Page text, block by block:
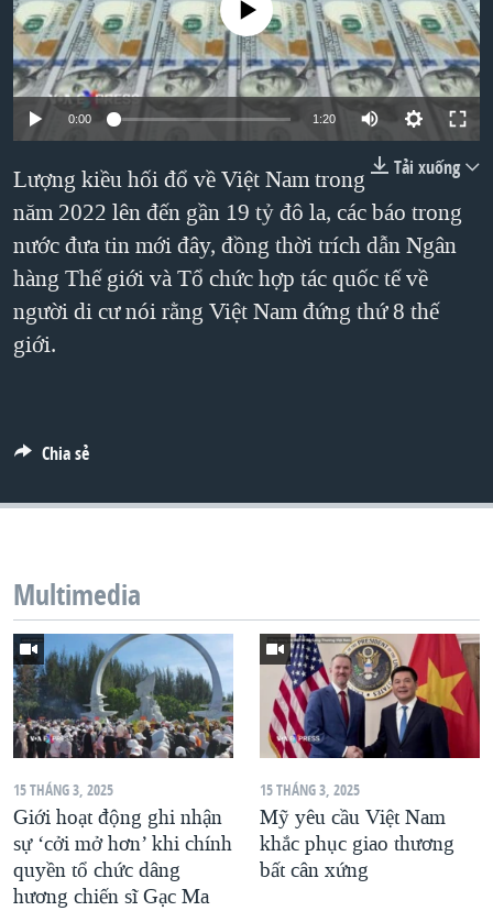
"Tìm"NGƯỜI VIỆT HẢI NGOẠI
ĐỜI SỐNG
KINH TẾ
KHOA HỌC
SỨC KHOẺ
VĂN HOÁ
GIÁO DỤC
TẠI
HÀNH TRÌNH BẦU CỬ 2024
MỘT NĂM CHIẾN TRANH TẠI DẢI GAZA
GIẢI MÃ VÀNH ĐAI & CON ĐƯỜNG
TRỊNH VĨNH BÌNH - NGƯỜI HẠ 'BÊN THẮNG CUỘC'
GROUND ZERO – XƯA VÀ NAY
CHI PHÍ CHIẾN TRANH AFGHANISTAN
CÁC GIÁ TRỊ CỘNG HÒA Ở VIỆT NAM
NGƯ DÂN VIỆT VÀ LÀN SÓNG TRỘM HẢI SÂM
VIDEO
NGHE
MẠNG XÃ HỘI
Ngôn ngữ khác
No media source currently available
0:00 1:20
Tải xuống
Lượng kiều hối đổ về Việt Nam trong
năm 2022 lên đến gần 19 tỷ đô la, các báo trong
nước đưa tin mới đây, đồng thời trích dẫn Ngân
hàng Thế giới và Tổ chức hợp tác quốc tế về
người di cư nói rằng Việt Nam đứng thứ 8 thế
giới.
Chia sẻ
Multimedia
15 THÁNG 3, 2025
Giới hoạt động ghi nhận
sự ‘cởi mở hơn’ khi chính
quyền tổ chức dâng
hương chiến sĩ Gạc Ma
15 THÁNG 3, 2025
Mỹ yêu cầu Việt Nam
khắc phục giao thương
bất cân xứng